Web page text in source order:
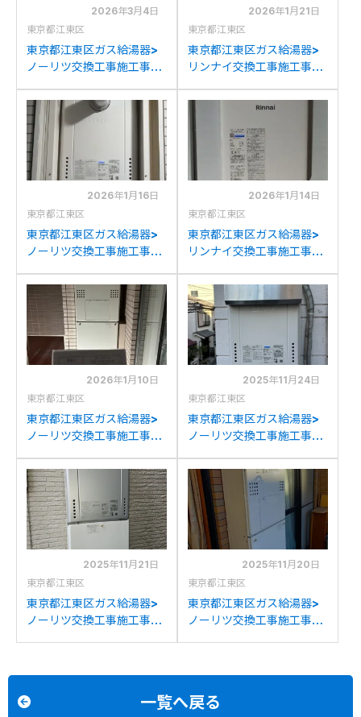
2026年3月4日
東京都江東区
東京都江東区ガス給湯器>
ノーリツ交換工事施工事
S2000AR-1からノーリツ
GT-C2072SAR BLへの交
換
2026年1月21日
東京都江東区
東京都江東区ガス給湯器>
リンナイ交換工事施工事
2801BRSSW3Q-Cからリ
への交換
2026年1月16日
東京都江東区
東京都江東区ガス給湯器>
ノーリツ交換工事施工事
2428(S)AWX-Tからノー
リツGT-2470SAW-T BL
への交換
2026年1月14日
東京都江東区
東京都江東区ガス給湯器>
リンナイ交換工事施工事
16C2からリンナイRUX-
A1616T-L(A)-Eへの交換
2026年1月10日
東京都江東区
東京都江東区ガス給湯器>
ノーリツ交換工事施工事
C2428AWX3H-Lからノ
ーリツGTH-
C2460AW3H-L-1BLへの
交換
2025年11月24日
東京都江東区
東京都江東区ガス給湯器>
ノーリツ交換工事施工事
1627AWXからノーリツ
GT-2070AW BLへの交換
2025年11月21日
東京都江東区
東京都江東区ガス給湯器>
ノーリツ交換工事施工事
2025年11月20日
東京都江東区
東京都江東区ガス給湯器>
ノーリツ交換工事施工事
一覧へ戻る